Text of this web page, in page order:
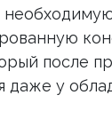
после
даже у